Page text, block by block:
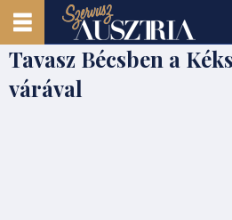
Tavasz Bécsben a
várával